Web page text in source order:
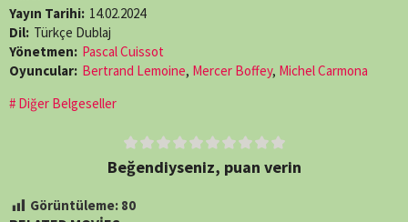
Yayın Tarihi: 14.02.2024
Dil: Türkçe Dublaj
Yönetmen: Pascal Cuissot
Oyuncular: Bertrand Lemoine, Mercer Boffey, Michel Carmona
Diğer Belgeseller
Beğendiyseniz, puan verin
Görüntüleme: 80